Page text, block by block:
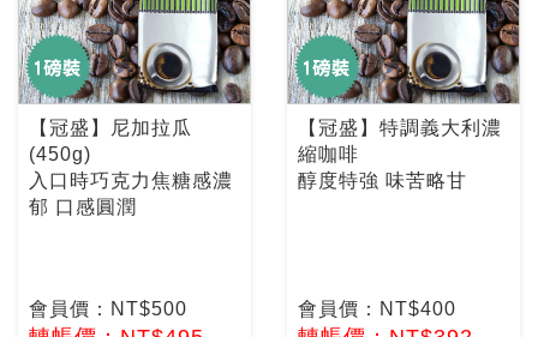
【冠盛】尼加拉瓜
(450g)
入口時巧克力焦糖感濃
郁 口感圓潤
會員價：NT$500
【冠盛】特調義大利濃
縮咖啡
醇度特強 味苦略甘
會員價：NT$400